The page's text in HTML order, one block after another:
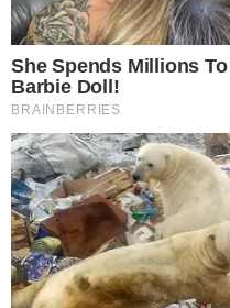
Empresário Joaquim Costa,
CasaCor Piauí